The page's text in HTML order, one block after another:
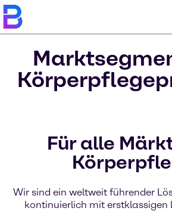
Für alle
Wir sind ein weltweit führender
kontinuierlich mit erstklassigen